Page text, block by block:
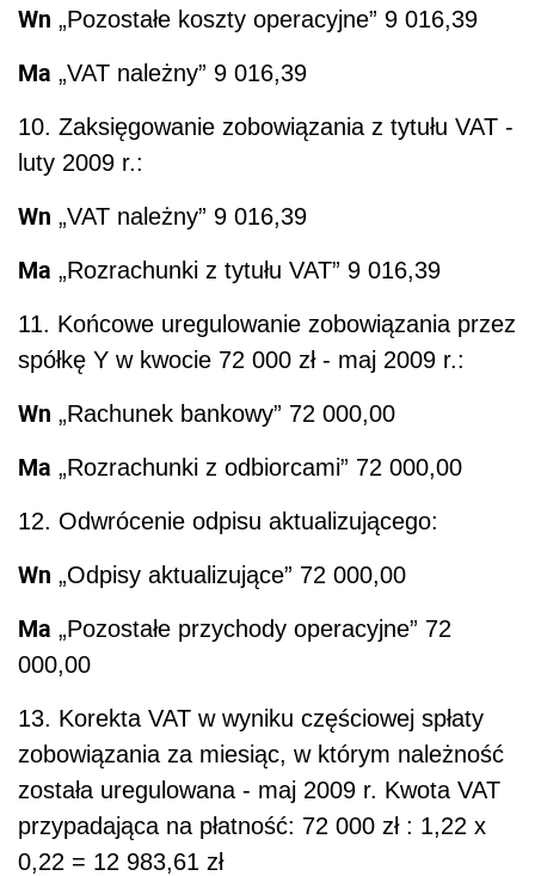
Wn „Pozostałe koszty operacyjne” 9 016,39
Ma „VAT należny” 9 016,39
10. Zaksięgowanie zobowiązania z tytułu VAT -
luty 2009 r.:
Wn „VAT należny” 9 016,39
Ma „Rozrachunki z tytułu VAT” 9 016,39
11. Końcowe uregulowanie zobowiązania przez
spółkę Y w kwocie 72 000 zł - maj 2009 r.:
Wn „Rachunek bankowy” 72 000,00
Ma „Rozrachunki z odbiorcami” 72 000,00
12. Odwrócenie odpisu aktualizującego:
Wn „Odpisy aktualizujące” 72 000,00
Ma „Pozostałe przychody operacyjne” 72
000,00
13. Korekta VAT w wyniku częściowej spłaty
zobowiązania za miesiąc, w którym należność
została uregulowana - maj 2009 r. Kwota VAT
przypadająca na płatność: 72 000 zł : 1,22 x
0,22 = 12 983,61 zł